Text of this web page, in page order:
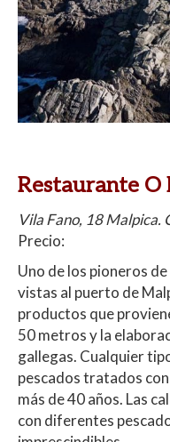
Restaurante O
Vila Fano, 18 Malpica.
Precio:
Uno de los pioneros
vistas al puerto de
productos que
50 metros y la
gallegas. Cualquier
pescados tratados
más de 40 años. Las
con diferentes